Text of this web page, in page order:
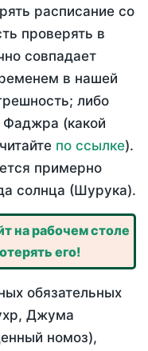
расписание со
проверять в
совпадает
в нашей
либо
Фаджра (какой
по ссылке).
примерно
солнца (Шурука).
на рабочем столе
его!
обязательных
Джума
номоз),